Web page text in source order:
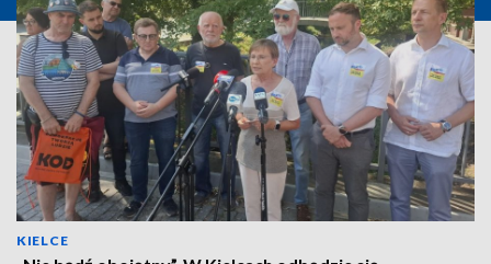
KIELCE